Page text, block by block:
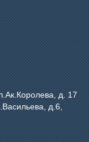
д. 17
д.6,